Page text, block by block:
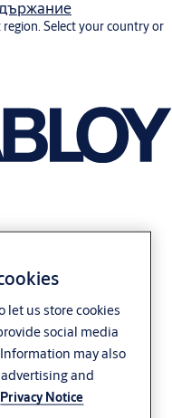
Select your country or
let us store cookies
social media
may also
and
Privacy Notice